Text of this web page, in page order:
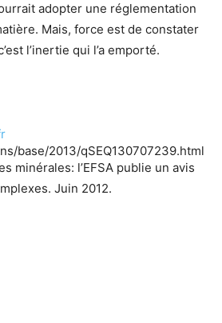
adopter une réglementation
Mais, force est de constater
l’inertie qui l’a emporté.
base/2013/qSEQ130707239.html
minérales: l’EFSA publie un avis
Juin 2012.